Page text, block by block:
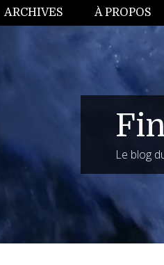
ARCHIVES À PROPOS
Le blog